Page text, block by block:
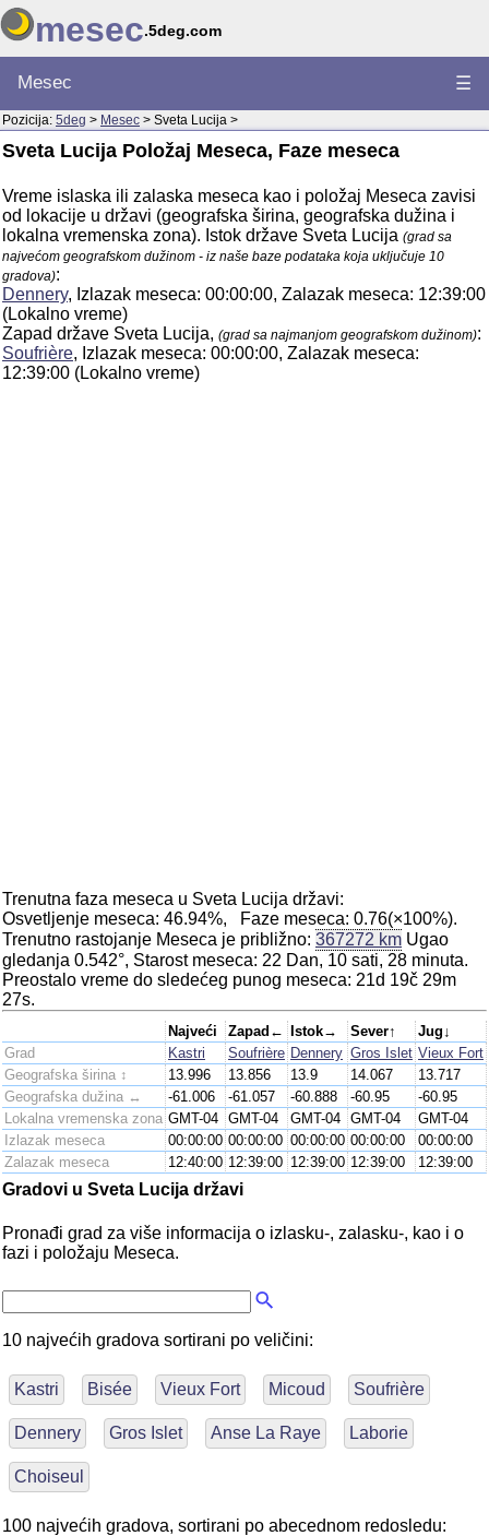
mesec.5deg.com
Mesec ☰
Pozicija: 5deg > Mesec > Sveta Lucija >
Sveta Lucija Položaj Meseca, Faze meseca
Vreme islaska ili zalaska meseca kao i položaj Meseca zavisi
od lokacije u državi (geografska širina, geografska dužina i
lokalna vremenska zona). Istok države Sveta Lucija (grad sa
najvećom geografskom dužinom - iz naše baze podataka koja uključuje 10
gradova):
Dennery, Izlazak meseca: 00:00:00, Zalazak meseca: 12:39:00
(Lokalno vreme)
Zapad države Sveta Lucija, (grad sa najmanjom geografskom dužinom):
Soufrière, Izlazak meseca: 00:00:00, Zalazak meseca:
12:39:00 (Lokalno vreme)
Trenutna faza meseca u Sveta Lucija državi:
Osvetljenje meseca: 46.94%, Faze meseca: 0.76(×100%).
Trenutno rastojanje Meseca je približno: 367272 km Ugao
gledanja 0.542°, Starost meseca: 22 Dan, 10 sati, 28 minuta.
Preostalo vreme do sledećeg punog meseca: 21d 19č 29m
27s.
Najveći Zapad← Istok→ Sever↑
Jug↓
Grad
Kastri Soufrière Dennery Gros Islet Vieux Fort
Geografska širina ↕
13.996 13.856 13.9 14.067
13.717
Geografska dužina ↔
-61.006 -61.057 -60.888 -60.95
-60.95
Lokalna vremenska zona GMT-04 GMT-04 GMT-04 GMT-04
GMT-04
Izlazak meseca
00:00:00 00:00:00 00:00:00 00:00:00
00:00:00
Zalazak meseca
12:40:00 12:39:00 12:39:00 12:39:00 12:39:00
Gradovi u Sveta Lucija državi
Pronađi grad za više informacija o izlasku-, zalasku-, kao i o
fazi i položaju Meseca.
10 najvećih gradova sortirani po veličini:
Kastri Bisée Vieux Fort Micoud Soufrière
Dennery Gros Islet Anse La Raye Laborie
Choiseul
100 najvećih gradova, sortirani po abecednom redosledu: